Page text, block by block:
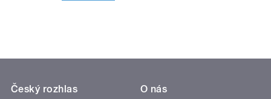
Český rozhlas
O nás